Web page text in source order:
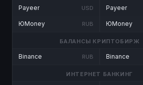
Payeer USD
ЮMoney RUB
Payeer
ЮMoney
БАЛАНСЫ КРИПТОБИРЖ
Binance RUB Binance
ИНТЕРНЕТ БАНКИНГ